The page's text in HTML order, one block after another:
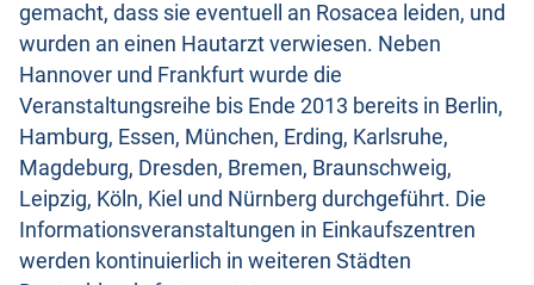
gemacht, dass sie eventuell an Rosacea leiden, und
wurden an einen Hautarzt verwiesen. Neben
Hannover und Frankfurt wurde die
Veranstaltungsreihe bis Ende 2013 bereits in Berlin,
Hamburg, Essen, München, Erding, Karlsruhe,
Magdeburg, Dresden, Bremen, Braunschweig,
Leipzig, Köln, Kiel und Nürnberg durchgeführt. Die
Informationsveranstaltungen in Einkaufszentren
werden kontinuierlich in weiteren Städten